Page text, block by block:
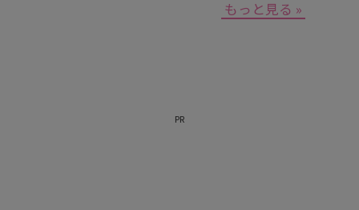
もっと見る »
PR